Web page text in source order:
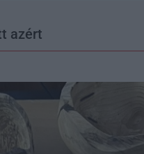
azért